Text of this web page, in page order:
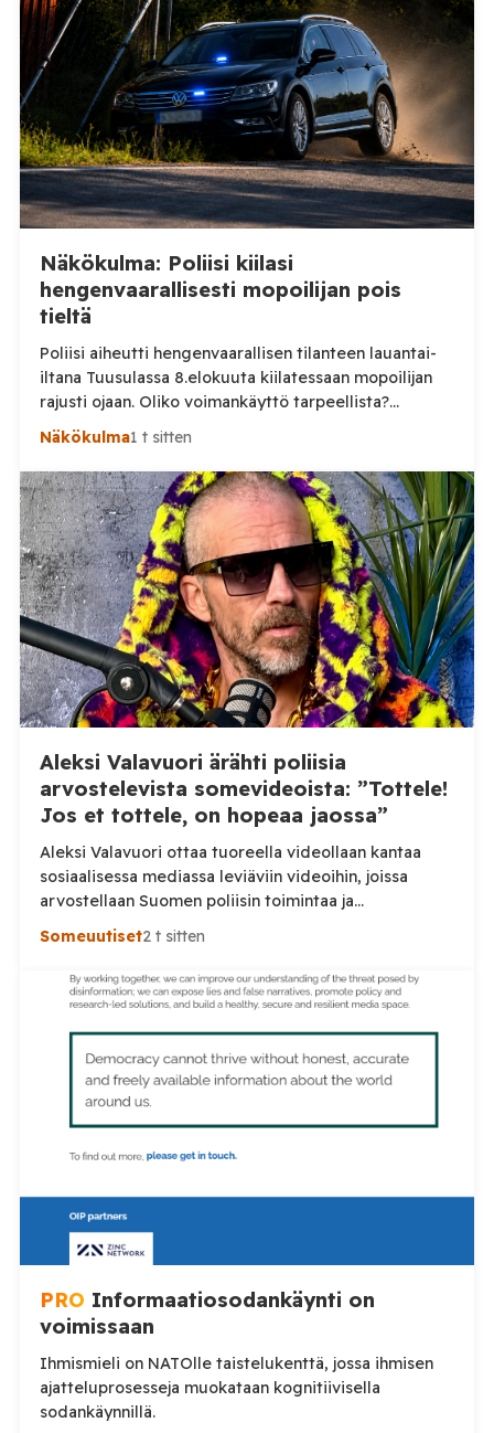
Näkökulma: Poliisi kiilasi
hengenvaarallisesti mopoilijan pois
tieltä
Poliisi aiheutti hengenvaarallisen tilanteen lauantai-
iltana Tuusulassa 8.elokuuta kiilatessaan mopoilijan
rajusti ojaan. Oliko voimankäyttö tarpeellista?
Tuusulassa järjestetyssä mopomiitissä nuori kuljettaja
karkuun. On vielä epäselvää mikä aiheutti karkuun
lähtemisen, mutta selkeästi poliisin voimankäyttö oli
ylimitoitettua joka vaaransi nuoren kuljettajan
hengen. Sosiaalisessa mediassa levinneellä videolla
poliisi ajaa nuoren mopoilijan vierelle ja […]
Näkökulma1 t sitten
Aleksi Valavuori ärähti poliisia
arvostelevista somevideoista: ”Tottele!
Jos et tottele, on hopeaa jaossa”
Aleksi Valavuori ottaa tuoreella videollaan kantaa
sosiaalisessa mediassa leviäviin videoihin, joissa
arvostellaan Suomen poliisin toimintaa ja
voimankäyttöä. Valavuoren mukaan videot ovat usein
luottamus poliisiin rapautuu. Aleksi Valavuori nostaa
videollaan esiin ilmiön, jonka hän kertoo yleistyneen
arvostellaan. Tilaa Posi TV […]
Someuutiset2 t sitten
PRO Informaatiosodankäynti on
voimissaan
Ihmismieli on NATOlle taistelukenttä, jossa ihmisen
ajatteluprosesseja muokataan kognitiivisella
sodankäynnillä.